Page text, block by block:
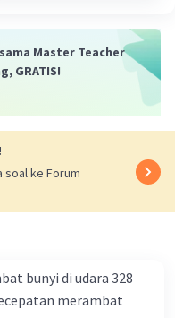
Master Teacher
GRATIS!
soal ke Forum
bunyi di udara 328
merambat